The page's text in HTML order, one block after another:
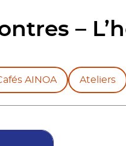
–
AINOA Ateliers